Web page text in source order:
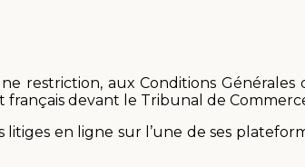
aux Conditions Générales
devant le Tribunal de
en ligne sur l’une de ses